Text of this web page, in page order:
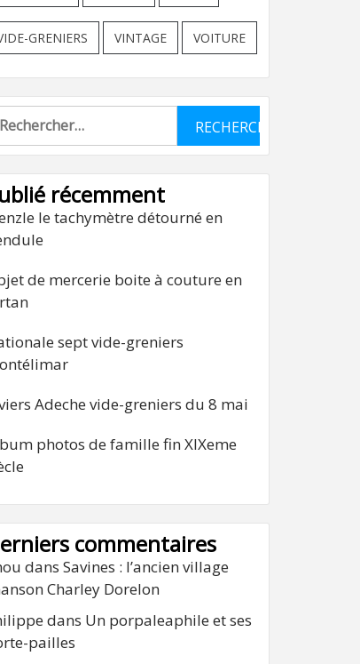
GRENIERS VINTAGE VOITURE
:
récemment
le tachymètre détourné en
de mercerie boite à couture en
sept vide-greniers
Adeche vide-greniers du 8 mai
photos de famille fin XIXeme
commentaires
dans Savines : l’ancien village
Charley Dorelon
dans Un porpaleaphile et ses
pailles